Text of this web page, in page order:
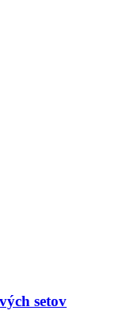
setov